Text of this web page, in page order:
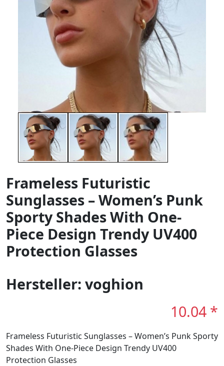
Frameless Futuristic
Sunglasses – Women’s Punk
Sporty Shades With One-
Piece Design Trendy UV400
Protection Glasses
Hersteller: voghion
10.04 *
Frameless Futuristic Sunglasses – Women’s Punk Sporty
Shades With One-Piece Design Trendy UV400
Protection Glasses